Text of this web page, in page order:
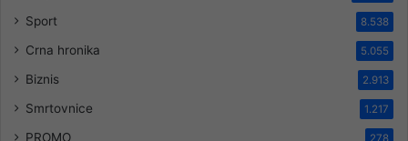
Sport 8.538
Crna hronika 5.055
Biznis 2.913
Smrtovnice 1.217
PROMO 278